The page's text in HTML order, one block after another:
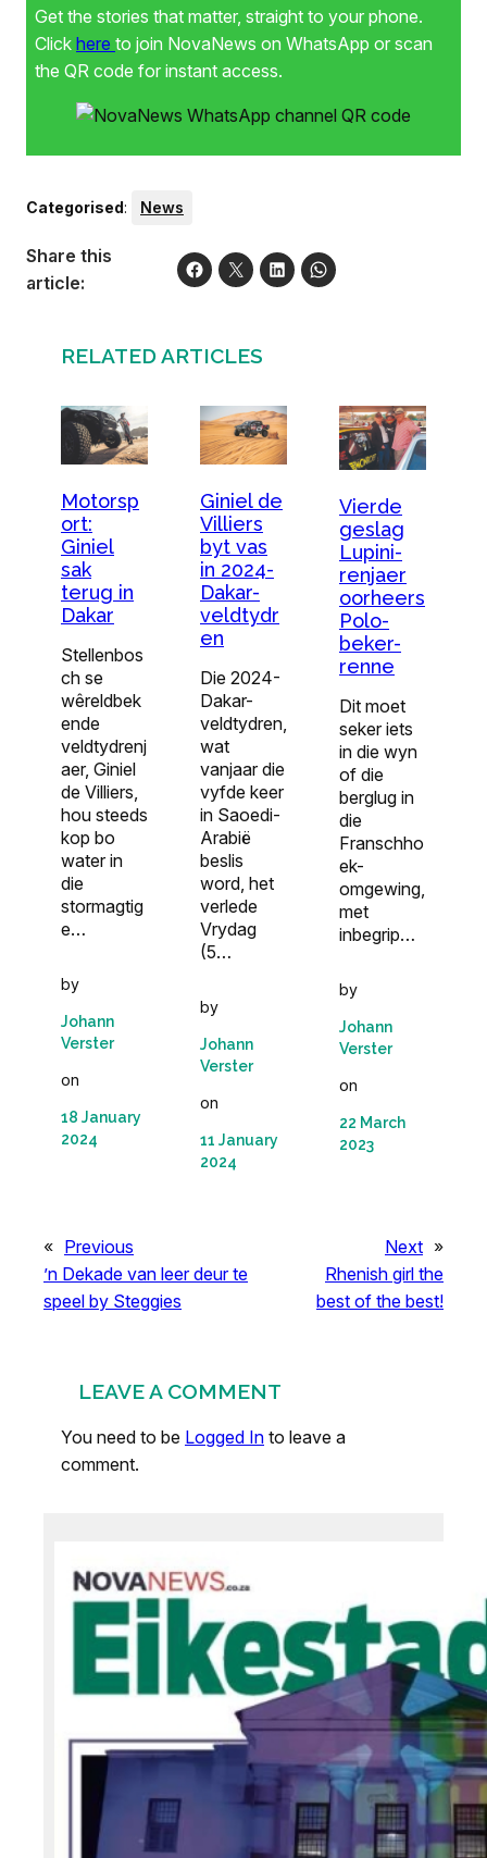
Get the stories that matter, straight to your phone.
Click here to join NovaNews on WhatsApp or scan
the QR code for instant access.
Categorised: News
Share this
article:
RELATED ARTICLES
Motorsp
ort:
Giniel
sak
terug in
Dakar
Stellenbos
ch se
wêreldbek
ende
veldtydrenj
aer, Giniel
de Villiers,
hou steeds
kop bo
water in
die
stormagtig
e…
by
Johann
Verster
on
18 January
2024
Giniel de
Villiers
byt vas
in 2024-
Dakar-
veldtydr
en
Die 2024-
Dakar-
veldtydren,
wat
vanjaar die
vyfde keer
in Saoedi-
Arabië
beslis
word, het
verlede
Vrydag
(5…
by
Johann
Verster
on
11 January
2024
Vierde
geslag
Lupini-
renjaer
oorheers
Polo-
beker-
renne
Dit moet
seker iets
in die wyn
of die
berglug in
die
Franschho
ek-
omgewing,
met
inbegrip…
by
Johann
Verster
on
22 March
2023
« Previous
’n Dekade van leer deur te
speel by Steggies
Next »
Rhenish girl the
best of the best!
LEAVE A COMMENT
You need to be Logged In to leave a
comment.